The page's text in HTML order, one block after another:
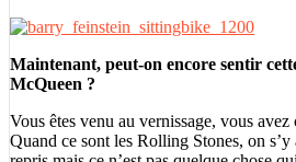
Maintenant, peut-on encore sentir
McQueen ?
Vous êtes venu au vernissage, vous
Quand ce sont les Rolling Stones, on